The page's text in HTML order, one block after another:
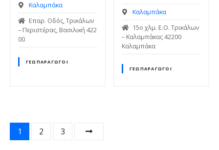
Καλαμπάκα
Επαρ. Οδός, Τρικάλων
– Περιστέρας, Βασιλική 422
00
ΓΕΩΠΑΡΑΓΩΓΟΊ
Καλαμπάκα
15ο χλμ. Ε.Ο. Τρικάλων
– Καλαμπάκας 42200
Καλαμπάκα
ΓΕΩΠΑΡΑΓΩΓΟΊ
Θ1 2 3